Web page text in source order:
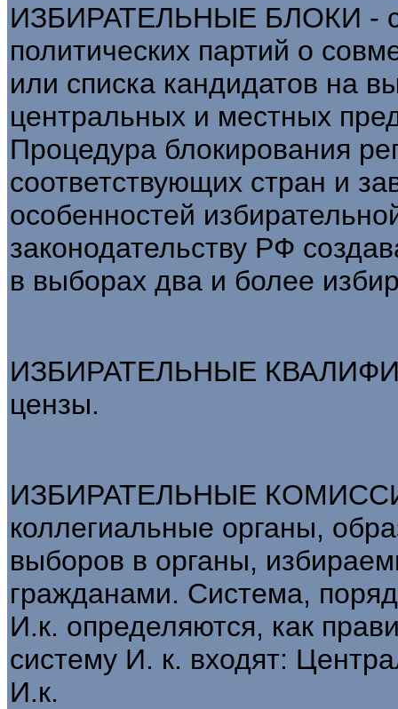
ИЗБИРАТЕЛЬНЫЕ БЛОКИ -
политических партий о
или списка кандидатов на
центральных и местных
Процедура блокирования
соответствующих стран и
особенностей
законодательству РФ
в выборах два и более
ИЗБИРАТЕЛЬНЫЕ
цензы.
ИЗБИРАТЕЛЬНЫЕ
коллегиальные органы,
выборов в органы,
гражданами. Система,
И.к. определяются, как
систему И. к. входят:
И.к.